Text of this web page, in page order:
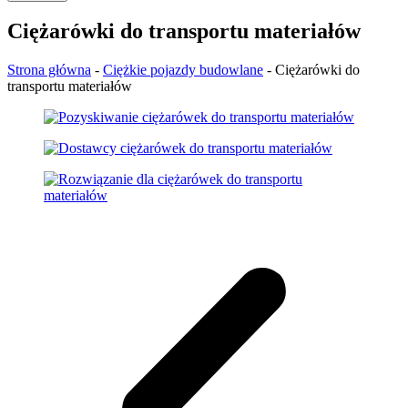
Ciężarówki do transportu materiałów
Strona główna - Ciężkie pojazdy budowlane - Ciężarówki do
transportu materiałów